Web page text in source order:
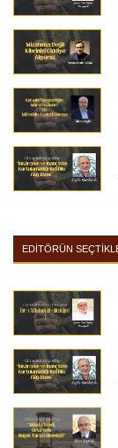
EDİTÖRÜN